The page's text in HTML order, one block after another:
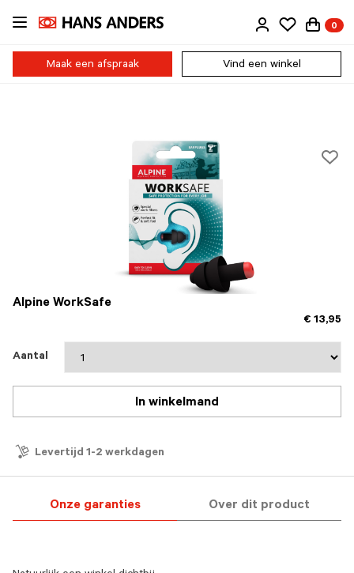
Ga
naar
inhoud
0
Maak een afspraak Vind een winkel
Alpine WorkSafe
€ 13,95
Aantal
In winkelmand
Levertijd 1-2 werkdagen
Onze garanties Over dit product